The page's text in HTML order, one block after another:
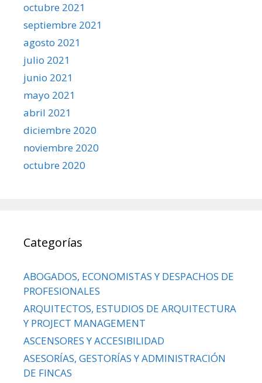
octubre 2021
septiembre 2021
agosto 2021
julio 2021
junio 2021
mayo 2021
abril 2021
diciembre 2020
noviembre 2020
octubre 2020
Categorías
ABOGADOS, ECONOMISTAS Y DESPACHOS DE
PROFESIONALES
ARQUITECTOS, ESTUDIOS DE ARQUITECTURA
Y PROJECT MANAGEMENT
ASCENSORES Y ACCESIBILIDAD
ASESORÍAS, GESTORÍAS Y ADMINISTRACIÓN
DE FINCAS